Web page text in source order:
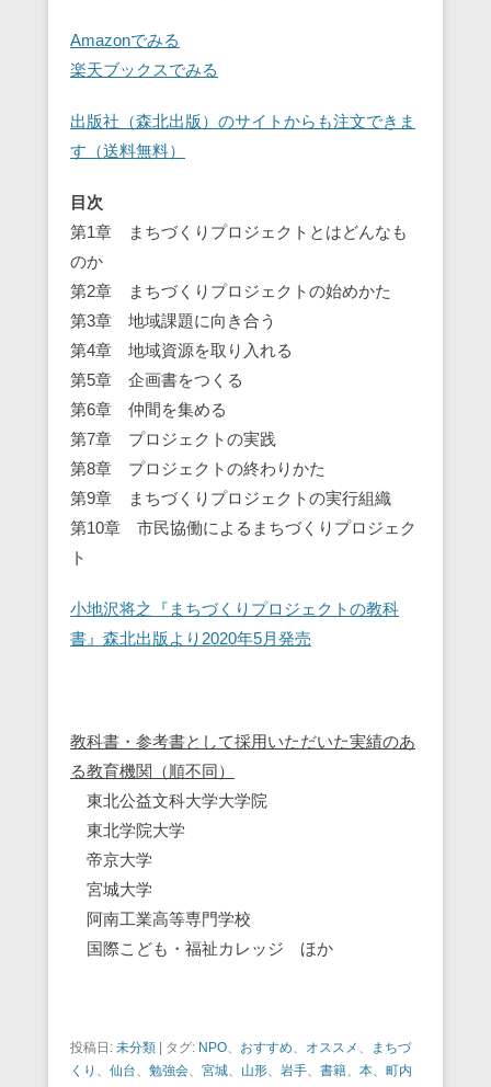
Amazonでみる
楽天ブックスでみる
出版社（森北出版）のサイトからも注文できま
す（送料無料）
目次
第1章 まちづくりプロジェクトとはどんなも
のか
第2章 まちづくりプロジェクトの始めかた
第3章 地域課題に向き合う
第4章 地域資源を取り入れる
第5章 企画書をつくる
第6章 仲間を集める
第7章 プロジェクトの実践
第8章 プロジェクトの終わりかた
第9章 まちづくりプロジェクトの実行組織
第10章 市民協働によるまちづくりプロジェク
ト
小地沢将之『まちづくりプロジェクトの教科
書』森北出版より2020年5月発売
教科書・参考書として採用いただいた実績のあ
る教育機関（順不同）
東北公益文科大学大学院
東北学院大学
帝京大学
宮城大学
阿南工業高等専門学校
国際こども・福祉カレッジ ほか
投稿日: 未分類 タグ: NPO、 おすすめ、 オススメ 、
まちづ
くり 、 仙台、 勉強会、 宮城、 山形、 岩手、 書籍、 本、 町内